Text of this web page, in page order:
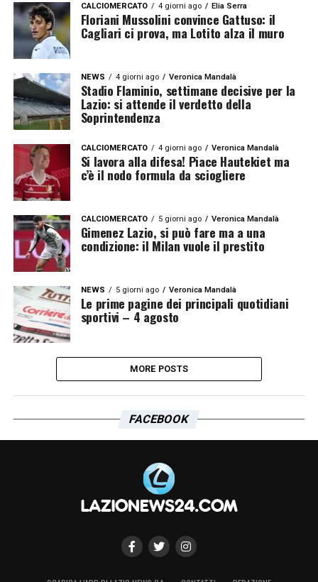
CALCIOMERCATO 4 giorni ago Elia Serra
Floriani Mussolini convince Gattuso: il
Cagliari ci prova, ma Lotito alza il muro
NEWS 4 giorni ago Veronica Mandalà
Stadio Flaminio, settimane decisive per la
Lazio: si attende il verdetto della
Soprintendenza
CALCIOMERCATO 4 giorni ago Veronica Mandalà
Si lavora alla difesa! Piace Hautekiet ma
c’è il nodo formula da sciogliere
CALCIOMERCATO 5 giorni ago Veronica Mandalà
Gimenez Lazio, si può fare ma a una
condizione: il Milan vuole il prestito
NEWS 5 giorni ago Veronica Mandalà
Le prime pagine dei principali quotidiani
sportivi – 4 agosto
MORE POSTS
FACEBOOK